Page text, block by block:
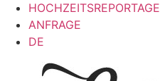
HOCHZEITSREPORTAGE
ANFRAGE
DE